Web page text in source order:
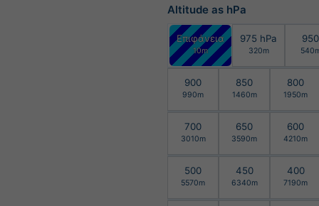
Altitude as hPa
Επιφάνεια
10m
975 hPa
320m
950
900
990m
850
1460m
800
1950m
700
3010m
650
3590m
600
4210m
500
5570m
450
6340m
400
7190m